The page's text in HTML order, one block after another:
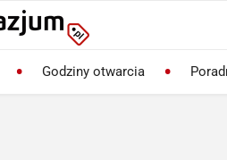
Godziny otwarcia